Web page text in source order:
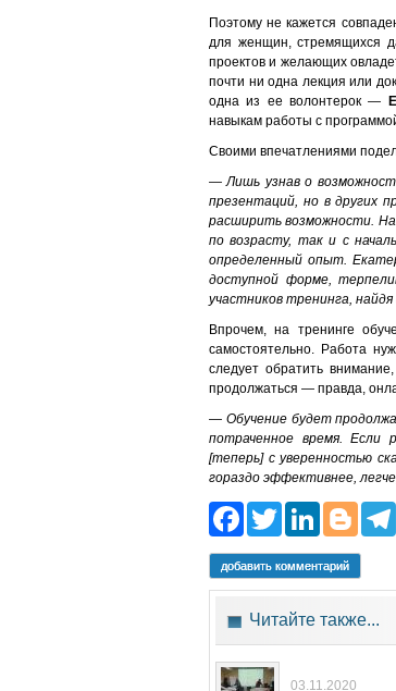
Поэтому не кажется
для женщин, стремящихся
проектов и желающих
почти ни одна лекция или
одна из ее волонтерок —
навыкам работы с
Своими впечатлениями
— Лишь узнав о
презентаций, но в других
расширить возможности.
по возрасту, так и с
определенный опыт.
доступной форме,
участников тренинга,
Впрочем, на тренинге
самостоятельно. Работа
следует обратить
продолжаться — правда,
— Обучение будет
потраченное время. Если
[теперь] с уверенностью
гораздо эффективнее,
Facebook
Twitter
добавить комментарий
Читайте также...
03.11.2020